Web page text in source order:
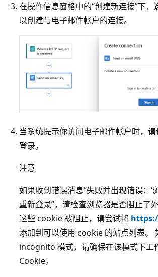
在操作信息窗格中的“创建新连接”下，
以创建与电子邮件帐户的连接。
当系统提示你访问电子邮件帐户时，
登录。
注意
如果收到错误消息“失败并出现错误：‘
重新登录”，请检查浏览器是否阻止了
这些 cookie 被阻止，请尝试将
添加到可以使用 cookie 的站点列表。
incognito 模式，请确保在该模式下工
Cookie。